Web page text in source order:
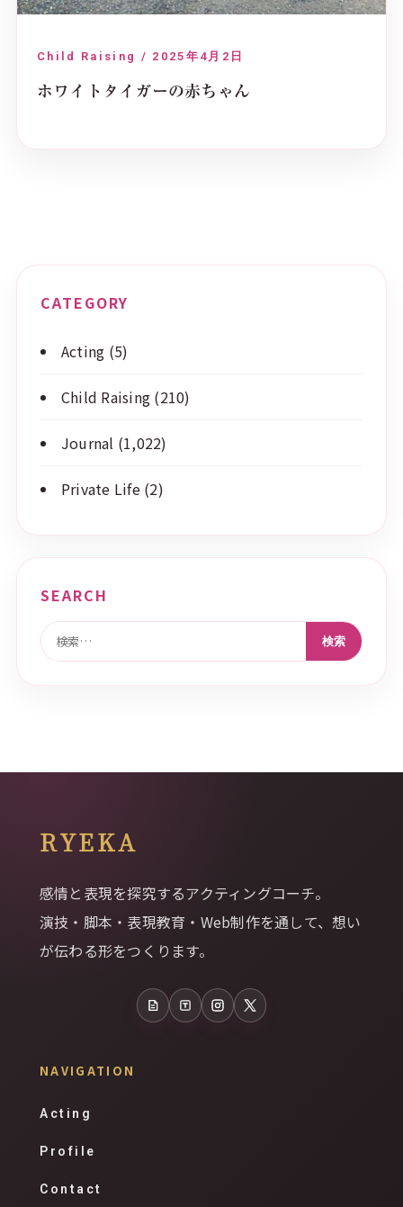
Child Raising / 2025年4月2日
ホワイトタイガーの赤ちゃん
CATEGORY
Acting (5)
Child Raising (210)
Journal (1,022)
Private Life(2)
SEARCH
検索:
RYEKA
感情と表現を探究するアクティングコーチ。
演技・脚本・表現教育・Web制作を通して、想い
が伝わる形をつくります。
note TalesInstagram
X
NAVIGATION
Acting
Profile
Contact